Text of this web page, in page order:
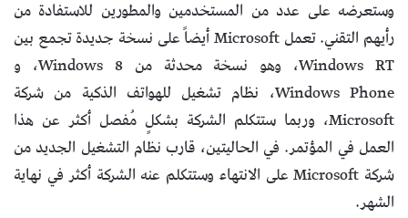
وستعرضه على عدد من المستخدمين والمطورين للاستفادة من
رأيهم التقني. تعمل Microsoft أيضاً على نسخة جديدة تجمع بين
Windows RT، وهو نسخة محدثة من Windows 8، و
Windows Phone، نظام تشغيل للهواتف الذكية من شركة
Microsoft، وربما ستتكلم الشركة بشكلٍ مُفصل أكثر عن هذا
العمل في المؤتمر. في الحاليتين، قارب نظام التشغيل الجديد من
شركة Microsoft على الانتهاء وستتكلم عنه الشركة أكثر في نهاية
الشهر.